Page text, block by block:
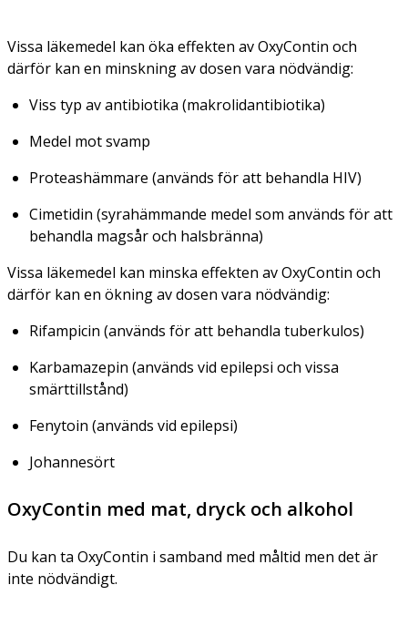
Vissa läkemedel kan öka effekten av OxyContin och
därför kan en minskning av dosen vara nödvändig:
Viss typ av antibiotika (makrolidantibiotika)
Medel mot svamp
Proteashämmare (används för att behandla HIV)
Cimetidin (syrahämmande medel som används för att
behandla magsår och halsbränna)
Vissa läkemedel kan minska effekten av OxyContin och
därför kan en ökning av dosen vara nödvändig:
Rifampicin (används för att behandla tuberkulos)
Karbamazepin (används vid epilepsi och vissa
smärttillstånd)
Fenytoin (används vid epilepsi)
Johannesört
OxyContin med mat, dryck och alkohol
Du kan ta OxyContin i samband med måltid men det är
inte nödvändigt.